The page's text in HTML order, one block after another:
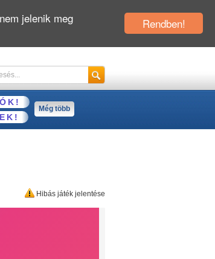
Még több
Hibás játék jelentése
Rendben!
jelenik meg